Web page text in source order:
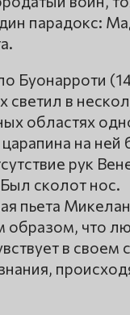
парадокс:
Буонарроти
светил в
областях
на ней
рук
сколот нос.
пьета
образом, что
в своем